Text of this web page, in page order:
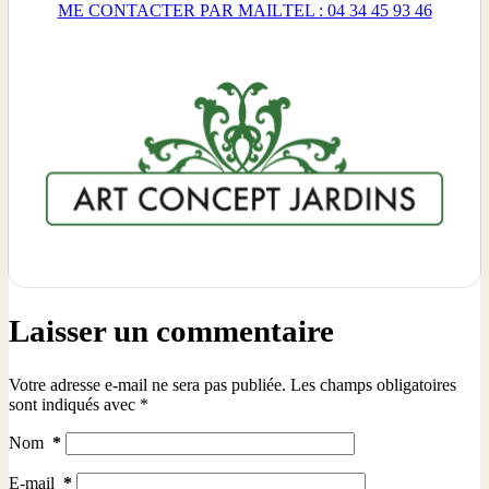
ME CONTACTER PAR MAILTEL : 04 34 45 93 46
Laisser un commentaire
Votre adresse e-mail ne sera pas publiée. Les champs obligatoires
sont indiqués avec *
Nom *
E-mail *